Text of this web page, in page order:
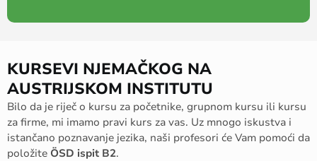
KURSEVI NJEMAČKOG NA
AUSTRIJSKOM INSTITUTU
Bilo da je riječ o kursu za početnike, grupnom kursu ili kursu
za firme, mi imamo pravi kurs za vas. Uz mnogo iskustva i
istančano poznavanje jezika, naši profesori će Vam pomoći da
položite ÖSD ispit B2.